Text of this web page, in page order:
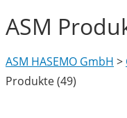
ASM
ASM HASEMO GmbH >
Produkte (49)